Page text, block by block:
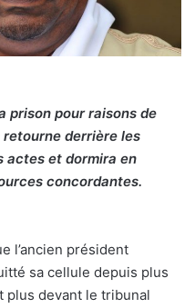
prison pour raisons de
retourne derrière les
actes et dormira en
concordantes.
l’ancien président
sa cellule depuis plus
plus devant le tribunal